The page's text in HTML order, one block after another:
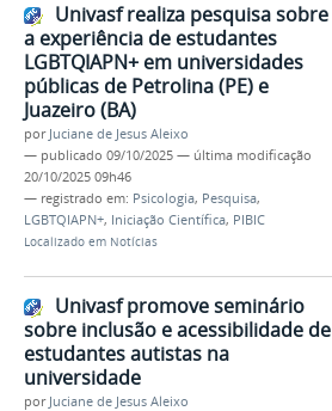
Univasf realiza pesquisa sobre
a experiência de estudantes
LGBTQIAPN+ em universidades
públicas de Petrolina (PE) e
Juazeiro (BA)
por Juciane de Jesus Aleixo
— publicado 09/10/2025 — última modificação
20/10/2025 09h46
— registrado em: Psicologia, Pesquisa,
LGBTQIAPN+, Iniciação Científica, PIBIC
Localizado em Notícias
Univasf promove seminário
sobre inclusão e acessibilidade de
estudantes autistas na
universidade
por Juciane de Jesus Aleixo